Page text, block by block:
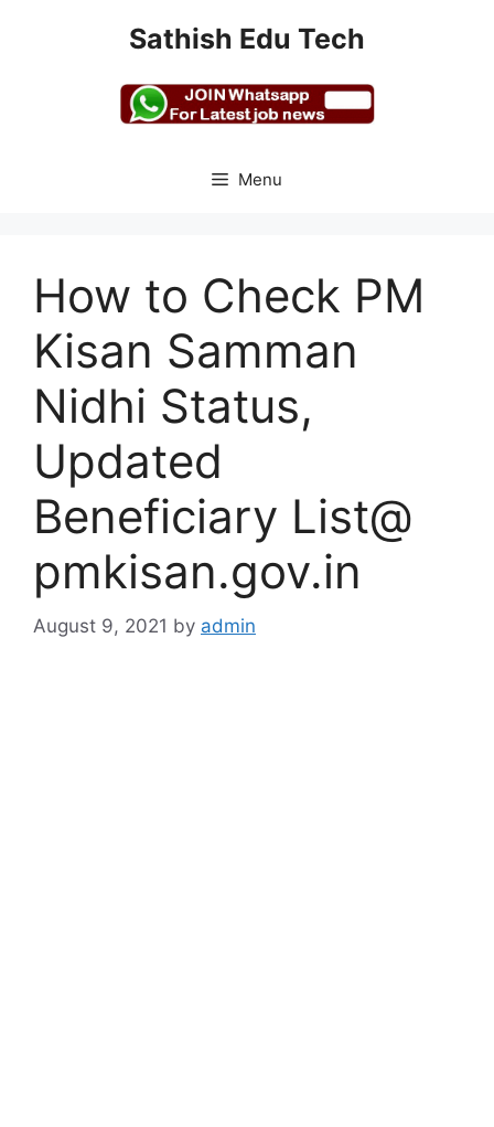
Sathish Edu Tech
Menu
How to Check PM
Kisan Samman
Nidhi Status,
Updated
Beneficiary List@
pmkisan.gov.in
August 9, 2021 by admin